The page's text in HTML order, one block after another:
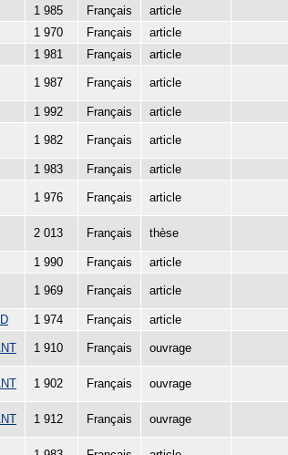
1 985 Français
article
1 970 Français
article
1 981 Français
article
1 987 Français article
1 992 Français article
1 982 Français article
1 983 Français
article
1 976 Français article
2 013 Français thèse
1 990 Français
article
1 969 Français article
1 974 Français
article
1 910 Français ouvrage
1 902 Français ouvrage
1 912 Français ouvrage